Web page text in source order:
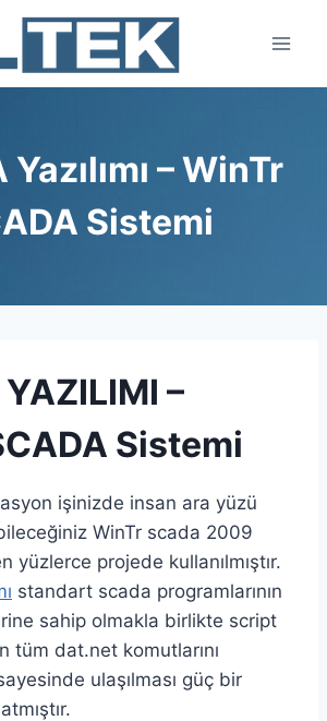
– WinTr
Sistemi
–
Sistemi
işinizde insan ara yüzü
WinTr scada 2009
yüzlerce projede kullanılmıştır.
standart scada programlarının
sahip olmakla birlikte script
tüm dat.net komutlarını
ulaşılması güç bir